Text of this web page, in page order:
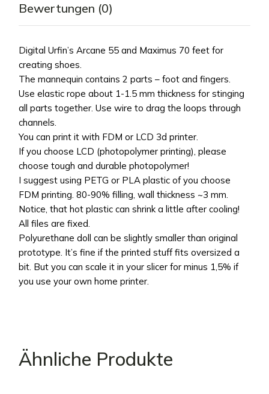
Bewertungen (0)
Digital Urfin’s Arcane 55 and Maximus 70 feet for
creating shoes.
The mannequin contains 2 parts – foot and fingers.
Use elastic rope about 1-1.5 mm thickness for stinging
all parts together. Use wire to drag the loops through
channels.
You can print it with FDM or LCD 3d printer.
If you choose LCD (photopolymer printing), please
choose tough and durable photopolymer!
I suggest using PETG or PLA plastic of you choose
FDM printing. 80-90% filling, wall thickness ~3 mm.
Notice, that hot plastic can shrink a little after cooling!
All files are fixed.
Polyurethane doll can be slightly smaller than original
prototype. It’s fine if the printed stuff fits oversized a
bit. But you can scale it in your slicer for minus 1,5% if
you use your own home printer.
Ähnliche Produkte